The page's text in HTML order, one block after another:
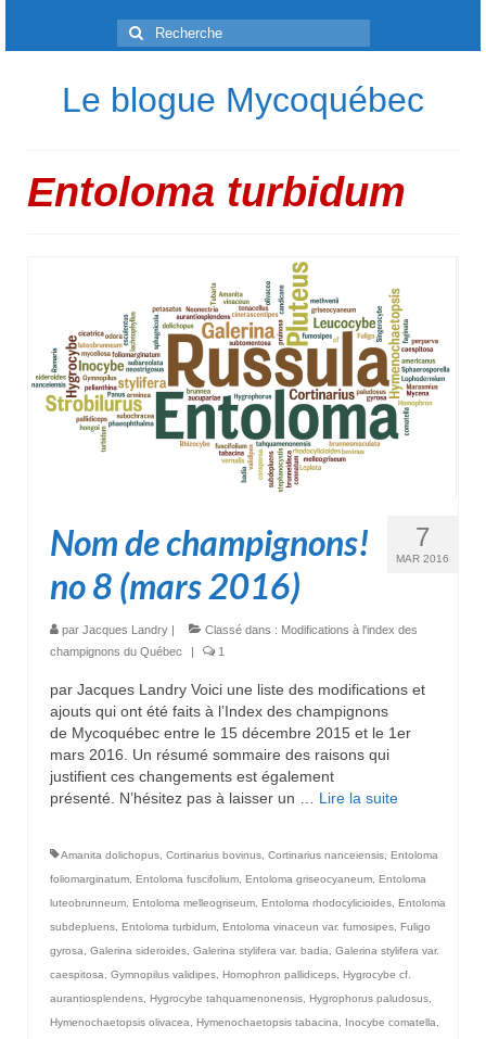
Rechercher
:
Le blogue Mycoquébec
Entoloma turbidum
7
MAR 2016
Nom de champignons!
no 8 (mars 2016)
par Jacques Landry Classé dans : Modifications à l'index des
champignons du Québec
1
par Jacques Landry Voici une liste des modifications et
ajouts qui ont été faits à l’Index des champignons
de Mycoquébec entre le 15 décembre 2015 et le 1er
mars 2016. Un résumé sommaire des raisons qui
justifient ces changements est également
présenté. N’hésitez pas à laisser un … Lire la suite­­
Amanita dolichopus, Cortinarius bovinus, Cortinarius nanceiensis, Entoloma
foliomarginatum, Entoloma fuscifolium, Entoloma griseocyaneum, Entoloma
luteobrunneum, Entoloma melleogriseum, Entoloma rhodocylicioides, Entoloma
subdepluens, Entoloma turbidum, Entoloma vinaceun var. fumosipes, Fuligo
gyrosa, Galerina sideroides, Galerina stylifera var. badia, Galerina stylifera var.
caespitosa, Gymnopilus validipes, Homophron pallidiceps, Hygrocybe cf.
aurantiosplendens, Hygrocybe tahquamenonensis, Hygrophorus paludosus,
Hymenochaetopsis olivacea, Hymenochaetopsis tabacina, Inocybe comatella,